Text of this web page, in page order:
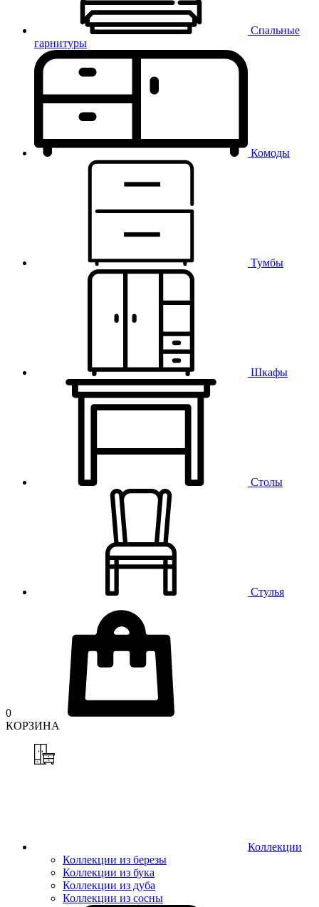
Спальные
гарнитуры
Комоды
Тумбы
Шкафы
Столы
Стулья
0
КОРЗИНА
Коллекции
Коллекции из березы
Коллекции из бука
Коллекции из дуба
Коллекции из сосны